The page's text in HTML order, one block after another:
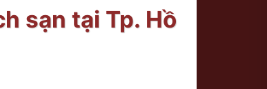
sạn tại Tp. Hồ